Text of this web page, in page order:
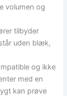
volumen og
tilbyder
uden blæk,
og ikke
med en
kan prøve